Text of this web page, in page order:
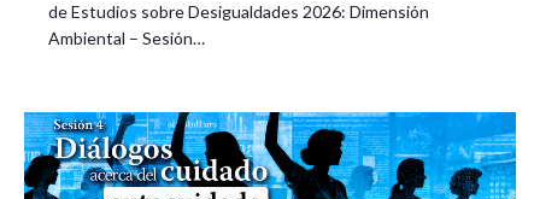
de Estudios sobre Desigualdades 2026: Dimensión
Ambiental – Sesión…